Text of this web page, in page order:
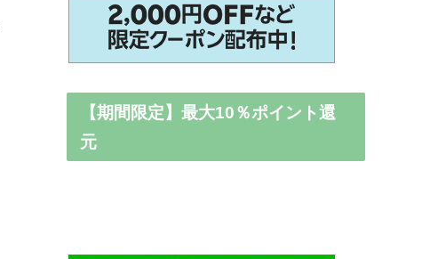
【期間限定】最大10％ポイント還
元